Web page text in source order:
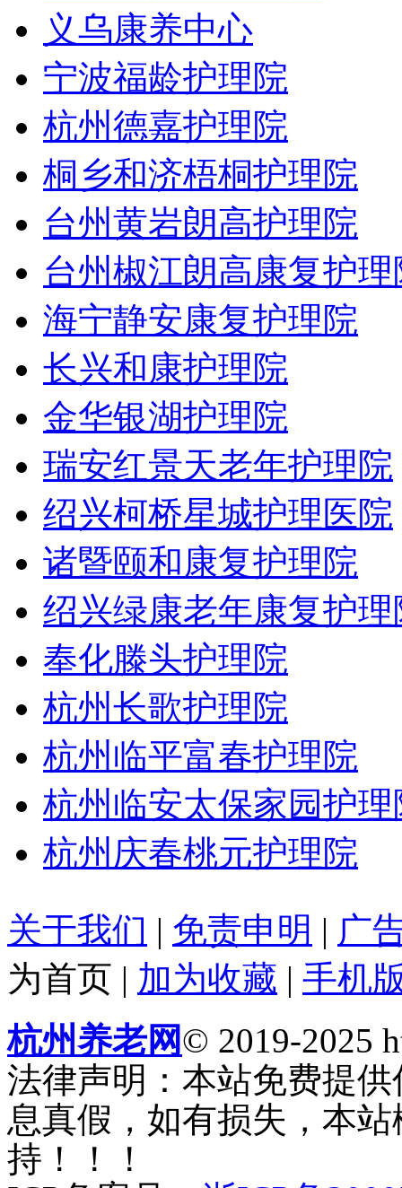
义乌康养中心
宁波福龄护理院
杭州德嘉护理院
桐乡和济梧桐护理院
台州黄岩朗高护理院
台州椒江朗高康复护理
海宁静安康复护理院
长兴和康护理院
金华银湖护理院
瑞安红景天老年护理院
绍兴柯桥星城护理医院
诸暨颐和康复护理院
绍兴绿康老年康复护理
奉化滕头护理院
杭州长歌护理院
杭州临平富春护理院
杭州临安太保家园护理
杭州庆春桃元护理院
关于我们 | 免责申明 | 广
为首页 | 加为收藏 | 手机
杭州养老网© 2019-2025
法律声明：本站免费提
息真假，如有损失，本
持！！！